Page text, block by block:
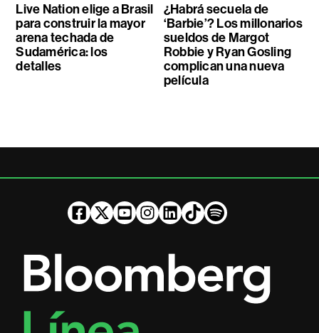
Live Nation elige a Brasil
para construir la mayor
arena techada de
Sudamérica: los
detalles
¿Habrá secuela de
‘Barbie’? Los millonarios
sueldos de Margot
Robbie y Ryan Gosling
complican una nueva
película